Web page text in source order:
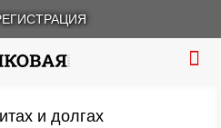
и долгах